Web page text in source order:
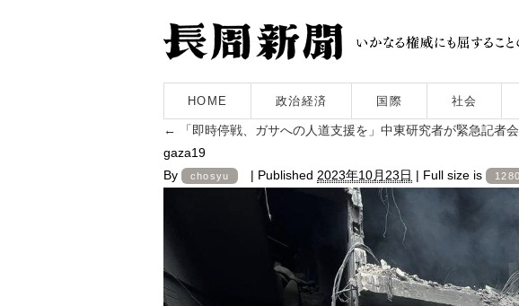
HOME 政治経済 国際 社会
←
「即時停戦、ガサへの人道支援を」中東研究者が緊急記
gaza19
By
chosyu | Published 2023年10月23日 | Full size is